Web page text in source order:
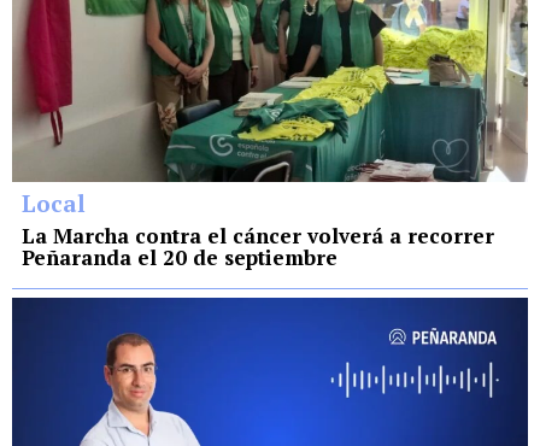
Local
La Marcha contra el cáncer volverá a recorrer
Peñaranda el 20 de septiembre